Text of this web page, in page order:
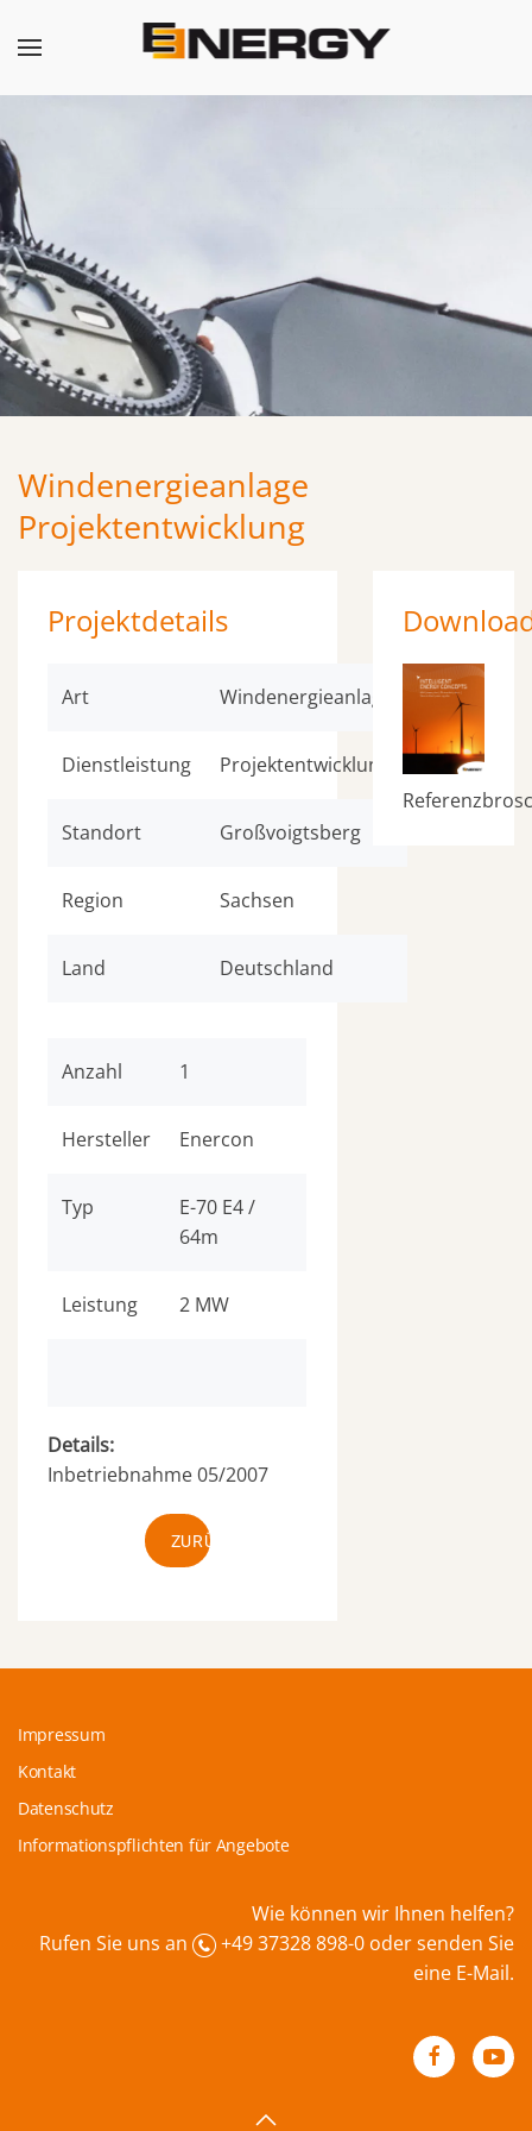
Windenergieanlage
Projektentwicklung
Projektdetails
Art Windenergieanlage
Dienstleistung Projektentwicklung
Standort Großvoigtsberg
Region Sachsen
Land Deutschland
Anzahl 1
Hersteller Enercon
Typ
E-70 E4 /
64m
Leistung 2 MW
Details:
Inbetriebnahme 05/2007
ZURÜCK
Impressum
Kontakt
Datenschutz
Informationspflichten für Angebote
Wie können wir Ihnen helfen?
Rufen Sie uns an
+49 37328 898-0 oder senden Sie
eine E-Mail.